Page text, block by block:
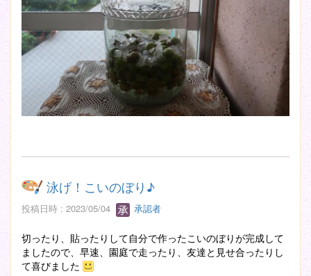
泳げ！こいのぼり♪
投稿日時 : 2023/05/04 承認者
切ったり、貼ったりして自分で作ったこいのぼりが完成して
ましたので、早速、園庭で走ったり、友達と見せ合ったりし
て喜びました